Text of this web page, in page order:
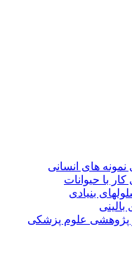
های انسانی
با حیوانات
بنیادی
پژوهشی علوم پزشکی